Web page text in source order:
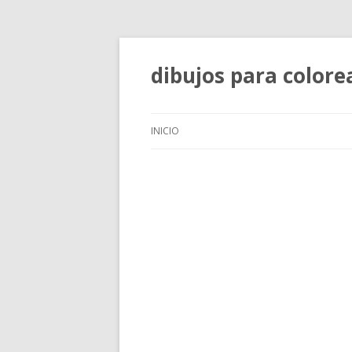
dibujos para
INICIO